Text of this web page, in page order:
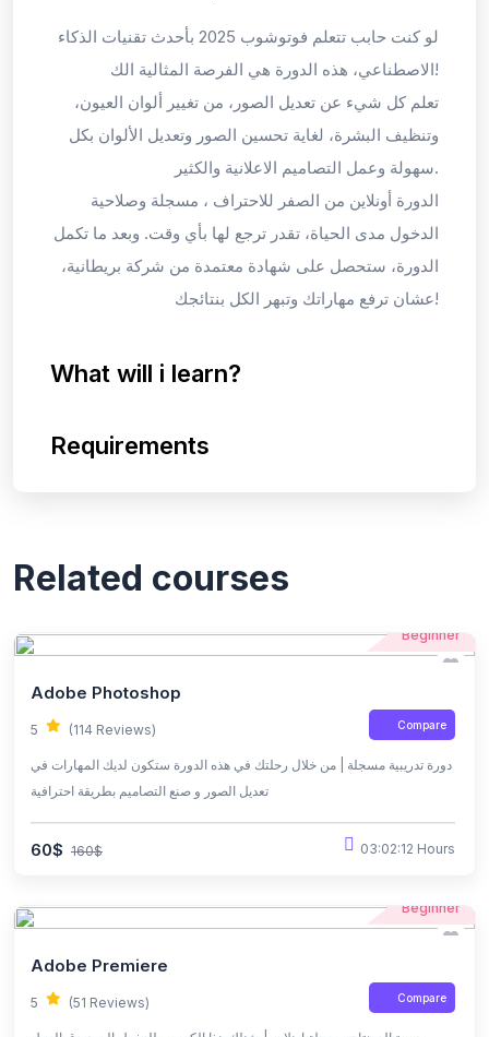
لو كنت حابب تتعلم فوتوشوب 2025 بأحدث تقنيات الذكاء
الاصطناعي، هذه الدورة هي الفرصة المثالية الك!
وتنظيف البشرة، لغاية تحسين الصور وتعديل الألوان بكل
سهولة وعمل التصاميم الاعلانية والكثير.
الدخول مدى الحياة، تقدر ترجع لها بأي وقت. وبعد ما تكمل
الدورة، ستحصل على شهادة معتمدة من شركة بريطانية،
عشان ترفع مهاراتك وتبهر الكل بنتائجك!
What will i learn?
Requirements
Related courses
Beginner
Adobe Photoshop
5 (114 Reviews) Compare
دورة تدريبية مسجلة | من خلال رحلتك في هذه الدورة ستكون لديك المهارات في
تعديل الصور و صنع التصاميم بطريقة احترافية
60$ 160$ 03:02:12 Hours
Beginner
Adobe Premiere
5 (51 Reviews) Compare